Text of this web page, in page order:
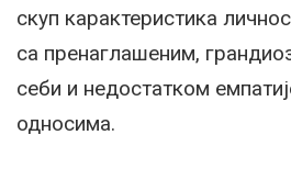
скуп карактеристика
са пренаглашеним,
себи и недостатком
односима.